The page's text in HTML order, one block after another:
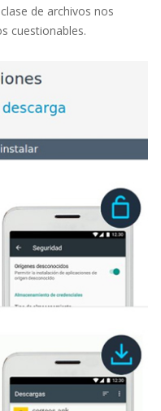
de archivos nos
cuestionables.